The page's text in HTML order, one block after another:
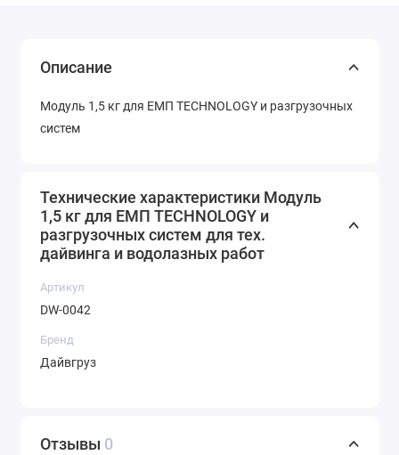
Описание
Модуль 1,5 кг для ЕМП TECHNOLOGY и разгрузочных
систем
Технические характеристики Модуль
1,5 кг для ЕМП TECHNOLOGY и
разгрузочных систем для тех.
дайвинга и водолазных работ
Артикул
DW-0042
Бренд
Дайвгруз
Отзывы 0